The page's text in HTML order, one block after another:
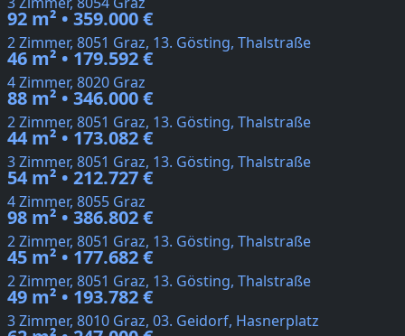
92 m² • 359.000 €
2 Zimmer, 8051 Graz, 13. Gösting, Thalstraße
46 m² • 179.592 €
4 Zimmer, 8020 Graz
88 m² • 346.000 €
2 Zimmer, 8051 Graz, 13. Gösting, Thalstraße
44 m² • 173.082 €
3 Zimmer, 8051 Graz, 13. Gösting, Thalstraße
54 m² • 212.727 €
4 Zimmer, 8055 Graz
98 m² • 386.802 €
2 Zimmer, 8051 Graz, 13. Gösting, Thalstraße
45 m² • 177.682 €
2 Zimmer, 8051 Graz, 13. Gösting, Thalstraße
49 m² • 193.782 €
3 Zimmer, 8010 Graz, 03. Geidorf, Hasnerplatz